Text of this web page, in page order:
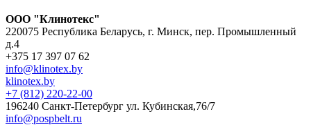
ООО "Клинотекс"
220075 Республика Беларусь, г. Минск, пер. Промышленный
д.4
+375 17 397 07 62
info@klinotex.by
klinotex.by
+7 (812) 220-22-00
196240 Санкт-Петербург ул. Кубинская,76/7
info@pospbelt.ru